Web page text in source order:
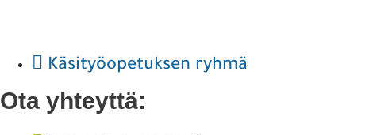
Käsityöopetuksen ryhmä
Ota yhteyttä: